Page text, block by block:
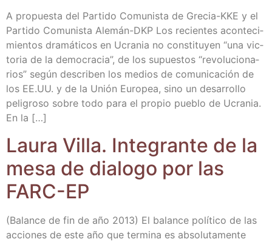
A pro­pues­ta del Par­ti­do Comu­nis­ta de Gre­­cia-KKE y el
Par­ti­do Comu­nis­ta Ale­mán-DKP Los recien­tes acon­te­ci­
mien­tos dra­má­ti­cos en Ucra­nia no cons­ti­tu­yen “una vic­
to­ria de la demo­cra­cia”, de los supues­tos “revo­lu­cio­na­
rios” según des­cri­ben los medios de comu­ni­ca­ción de
los EE.UU. y de la Unión Euro­pea, sino un desa­rro­llo
peli­gro­so sobre todo para el pro­pio pue­blo de Ucra­nia.
En la […]
Lau­ra Villa. Inte­gran­te de la
mesa de dia­lo­go por las
FARC-EP
(Balan­ce de fin de año 2013) El balan­ce polí­ti­co de las
accio­nes de este año que ter­mi­na es abso­lu­ta­men­te